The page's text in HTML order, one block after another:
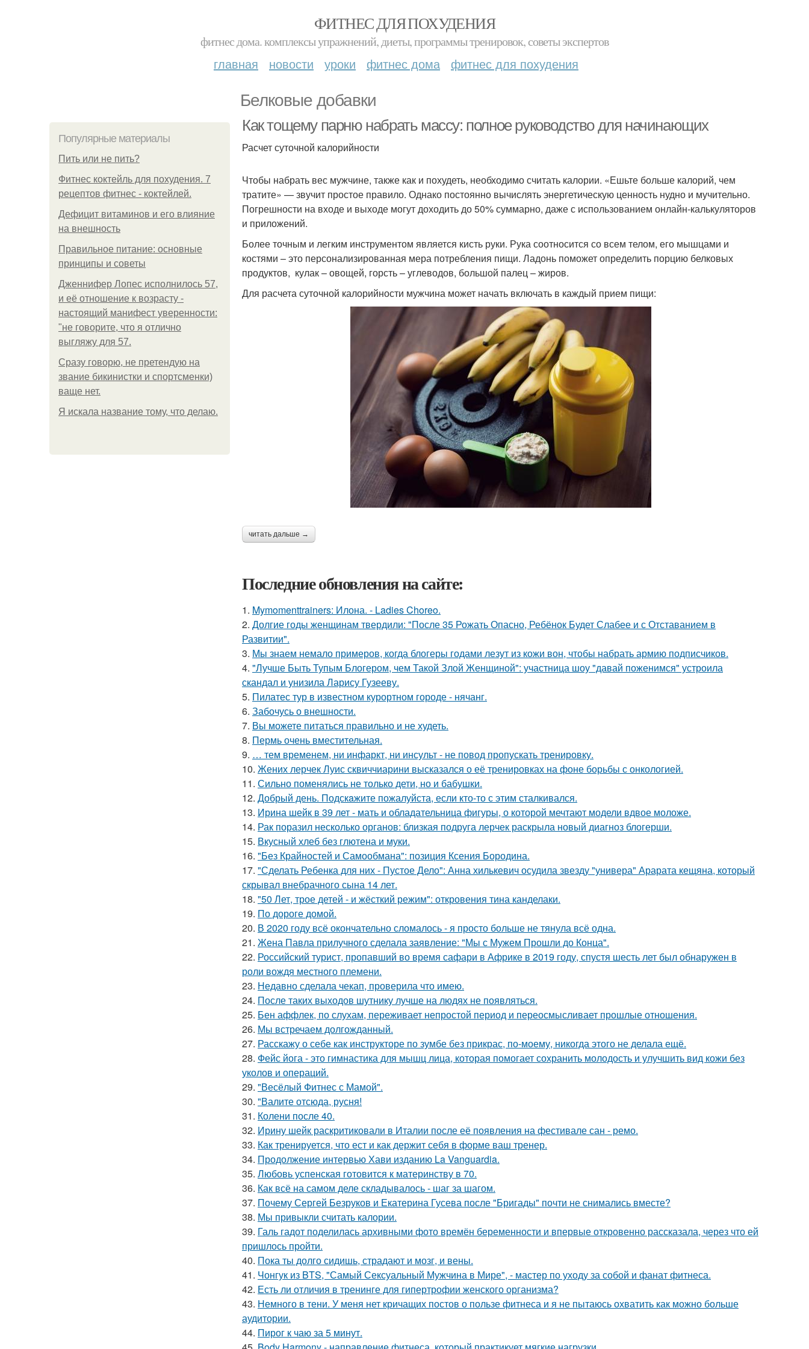
ФИТНЕС ДЛЯ ПОХУДЕНИЯ
фитнес дома. комплексы упражнений, диеты, программы тренировок, советы экспертов
главная новости уроки фитнес дома фитнес для похудения
Белковые добавки
Популярные материалы
Пить или не пить?
Фитнес коктейль для похудения. 7
рецептов фитнес - коктейлей.
Дефицит витаминов и его влияние
на внешность
Правильное питание: основные
принципы и советы
Дженнифер Лопес исполнилось 57,
и её отношение к возрасту -
настоящий манифест уверенности:
"не говорите, что я отлично
выгляжу для 57.
Сразу говорю, не претендую на
звание бикинистки и спортсменки)
ваще нет.
Я искала название тому, что делаю.
Как тощему парню набрать массу: полное руководство для начинающих
Расчет суточной калорийности
Чтобы набрать вес мужчине, также как и похудеть, необходимо считать калории. «Ешьте больше калорий, чем
тратите» — звучит простое правило. Однако постоянно вычислять энергетическую ценность нудно и мучительно.
Погрешности на входе и выходе могут доходить до 50% суммарно, даже с использованием онлайн-калькуляторов
и приложений.
Более точным и легким инструментом является кисть руки. Рука соотносится со всем телом, его мышцами и
костями – это персонализированная мера потребления пищи. Ладонь поможет определить порцию белковых
продуктов, кулак – овощей, горсть – углеводов, большой палец – жиров.
Для расчета суточной калорийности мужчина может начать включать в каждый прием пищи:
читать дальше →
Последние обновления на сайте:
1. Mymomenttrainers: Илона. - Ladies Choreo.
2. Долгие годы женщинам твердили: "После 35 Рожать Опасно, Ребёнок Будет Слабее и с Отставанием в
Развитии".
3. Мы знаем немало примеров, когда блогеры годами лезут из кожи вон, чтобы набрать армию подписчиков.
4. "Лучше Быть Тупым Блогером, чем Такой Злой Женщиной": участница шоу "давай поженимся" устроила
скандал и унизила Ларису Гузееву.
5. Пилатес тур в известном курортном городе - нячанг.
6. Забочусь о внешности.
7. Вы можете питаться правильно и не худеть.
8. Пермь очень вместительная.
9. … тем временем, ни инфаркт, ни инсульт - не повод пропускать тренировку.
10. Жених лерчек Луис сквиччиарини высказался о её тренировках на фоне борьбы с онкологией.
11. Сильно поменялись не только дети, но и бабушки.
12. Добрый день. Подскaжите пожалуйста, если кто-то с этим сталкивался.
13. Ирина шейк в 39 лет - мать и обладательница фигуры, о которой мечтают модели вдвое моложе.
14. Рак поразил несколько органов: близкая подруга лерчек раскрыла новый диагноз блогерши.
15. Вкусный хлеб без глютена и муки.
16. "Без Крайностей и Самообмана": позиция Ксения Бородина.
17. "Сделать Ребенка для них - Пустое Дело": Анна хилькевич осудила звезду "универа" Арарата кещяна, который
скрывал внебрачного сына 14 лет.
18. "50 Лет, трое детей - и жёсткий режим": откровения тина канделаки.
19. По дороге домой.
20. В 2020 году всё окончательно сломалось - я просто больше не тянула всё одна.
21. Жена Павла прилучного сделала заявление: "Мы с Мужем Прошли до Конца".
22. Российский турист, пропавший во время сафари в Африке в 2019 году, спустя шесть лет был обнаружен в
роли вождя местного племени.
23. Недавно сделала чекап, проверила что имею.
24. После таких выходов шутнику лучше на людях не появляться.
25. Бен аффлек, по слухам, переживает непростой период и переосмысливает прошлые отношения.
26. Мы встречаем долгожданный.
27. Расскажу о себе как инструкторе по зумбе без прикрас, по-моему, никогда этого не делала ещё.
28. Фейс йога - это гимнастика для мышц лица, которая помогает сохранить молодость и улучшить вид кожи без
уколов и операций.
29. "Весёлый Фитнес с Мамой".
30. "Валите отсюда, русня!
31. Колени после 40.
32. Ирину шейк раскритиковали в Италии после её появления на фестивале сан - ремо.
33. Как тренируется, что ест и как держит себя в форме ваш тренер.
34. Продолжение интервью Хави изданию La Vanguardia.
35. Любовь успенская готовится к материнству в 70.
36. Как всё на самом деле складывалось - шаг за шагом.
37. Почему Сергей Безруков и Екатерина Гусева после "Бригады" почти не снимались вместе?
38. Мы привыкли считать калории.
39. Галь гадот поделилась архивными фото времён беременности и впервые откровенно рассказала, через что ей
пришлось пройти.
40. Пока ты долго сидишь, страдают и мозг, и вены.
41. Чонгук из BTS, "Самый Сексуальный Мужчина в Мире", - мастер по уходу за собой и фанат фитнеса.
42. Есть ли отличия в тренинге для гипертрофии женского организма?
43. Немного в тени. У меня нет кричащих постов о пользе фитнеса и я не пытаюсь охватить как можно больше
аудитории.
44. Пирог к чаю за 5 минут.